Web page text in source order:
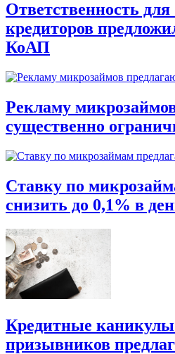
Ответственность
кредиторов
КоАП
Рекламу
существенно
Ставку по
снизить до 0,1% в
Кредитные
призывников